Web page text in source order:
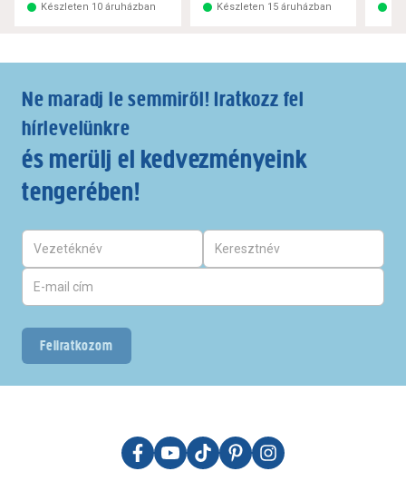
Készleten 10 áruházban
Készleten 15 áruházban
Ne maradj le semmiről! Iratkozz fel
hírlevelünkre
és merülj el kedvezményeink
tengerében!
Feliratkozom